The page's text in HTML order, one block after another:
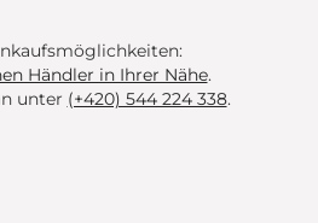
Händler in Ihrer Nähe.
unter (+420) 544 224 338.